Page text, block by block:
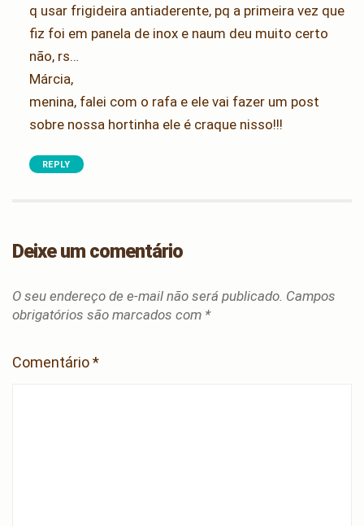
q usar frigideira antiaderente, pq a primeira vez que
fiz foi em panela de inox e naum deu muito certo
não, rs…
Márcia,
menina, falei com o rafa e ele vai fazer um post
sobre nossa hortinha ele é craque nisso!!!
REPLY
Deixe um comentário
O seu endereço de e-mail não será publicado. Campos
obrigatórios são marcados com *
Comentário*